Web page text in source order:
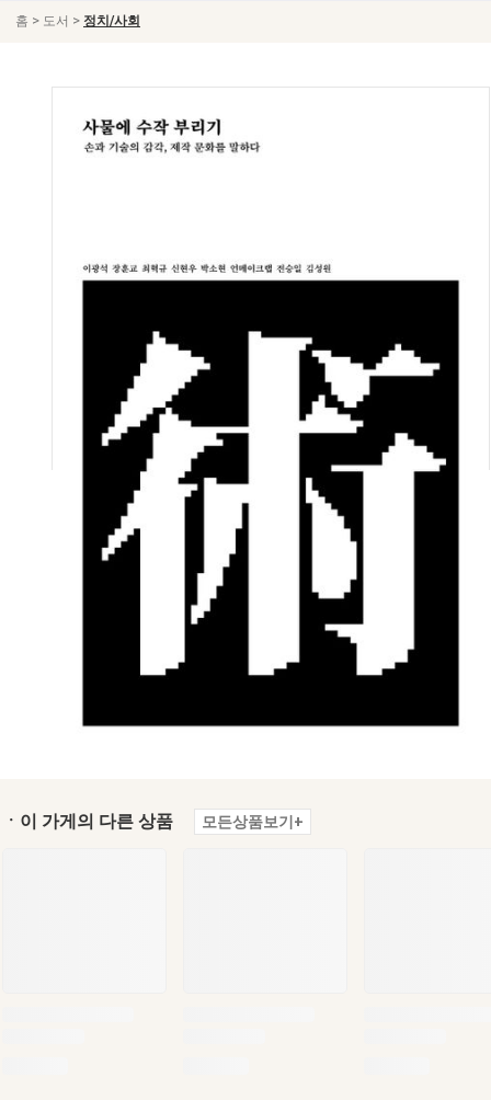
홈 > 도서 > 정치/사회
ㆍ이 가게의 다른 상품 모든상품보기+